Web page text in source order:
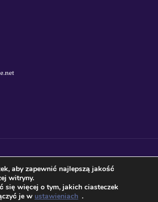
2018 Wszystkie prawa zastrzeżone.
aby zapewnić najlepszą jakość
witryny.
się więcej o tym, jakich ciasteczek
je w ustawieniach .